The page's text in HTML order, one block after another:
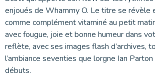
enjoués de Whammy O. Le titre se révèle
comme complément vitaminé au petit
avec fougue, joie et bonne humeur dans
reflète, avec ses images flash d’archives,
l’ambiance seventies que lorgne Ian
débuts.